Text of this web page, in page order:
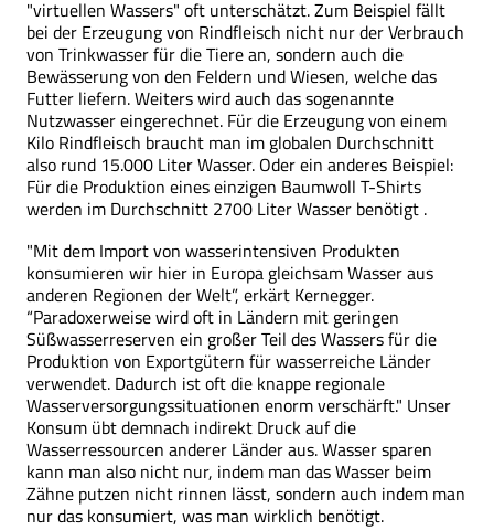
"virtuellen Wassers" oft unterschätzt. Zum Beispiel fällt
bei der Erzeugung von Rindfleisch nicht nur der Verbrauch
von Trinkwasser für die Tiere an, sondern auch die
Bewässerung von den Feldern und Wiesen, welche das
Futter liefern. Weiters wird auch das sogenannte
Nutzwasser eingerechnet. Für die Erzeugung von einem
Kilo Rindfleisch braucht man im globalen Durchschnitt
also rund 15.000 Liter Wasser. Oder ein anderes Beispiel:
Für die Produktion eines einzigen Baumwoll T-Shirts
werden im Durchschnitt 2700 Liter Wasser benötigt .
"Mit dem Import von wasserintensiven Produkten
konsumieren wir hier in Europa gleichsam Wasser aus
anderen Regionen der Welt”, erkärt Kernegger.
“Paradoxerweise wird oft in Ländern mit geringen
Süßwasserreserven ein großer Teil des Wassers für die
Produktion von Exportgütern für wasserreiche Länder
verwendet. Dadurch ist oft die knappe regionale
Wasserversorgungssituationen enorm verschärft." Unser
Konsum übt demnach indirekt Druck auf die
Wasserressourcen anderer Länder aus. Wasser sparen
kann man also nicht nur, indem man das Wasser beim
Zähne putzen nicht rinnen lässt, sondern auch indem man
nur das konsumiert, was man wirklich benötigt.